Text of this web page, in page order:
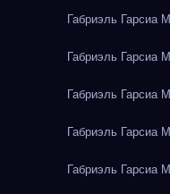
Габриэль Гарсиа
Габриэль Гарсиа
Габриэль Гарсиа
Габриэль Гарсиа
Габриэль Гарсиа